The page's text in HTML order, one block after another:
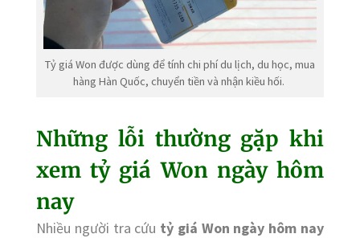
Tỷ giá Won được dùng để tính chi phí du lịch, du học, mua
hàng Hàn Quốc, chuyển tiền và nhận kiều hối.
Những lỗi thường gặp khi
xem tỷ giá Won ngày hôm
nay
Nhiều người tra cứu tỷ giá Won ngày hôm nay